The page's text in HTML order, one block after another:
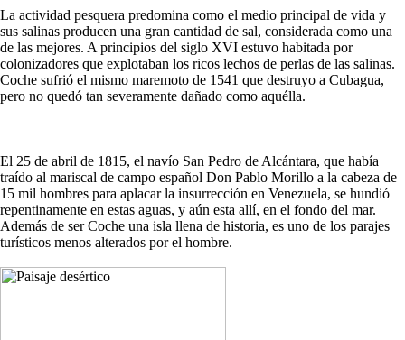
La actividad pesquera predomina como el medio principal de vida y
sus salinas producen una gran cantidad de sal, considerada como una
de las mejores. A principios del siglo XVI estuvo habitada por
colonizadores que explotaban los ricos lechos de perlas de las salinas.
Coche sufrió el mismo maremoto de 1541 que destruyo a Cubagua,
pero no quedó tan severamente dañado como aquélla.
El 25 de abril de 1815, el navío San Pedro de Alcántara, que había
traído al mariscal de campo español Don Pablo Morillo a la cabeza de
15 mil hombres para aplacar la insurrección en Venezuela, se hundió
repentinamente en estas aguas, y aún esta allí, en el fondo del mar.
Además de ser Coche una isla llena de historia, es uno de los parajes
turísticos menos alterados por el hombre.